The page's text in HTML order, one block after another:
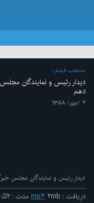
منتخب فیلم
دیدار رئیس و نمایندگان
دهم
۲ /مهر/ ۱۳۸۸
دیدار رئیس و نمایندگان مجلس
دریافت : mp۴ ۲mb مدت :